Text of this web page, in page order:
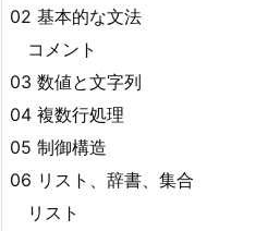
02 基本的な文法
コメント
03 数値と文字列
04 複数行処理
05 制御構造
06 リスト、辞書、集合
リスト